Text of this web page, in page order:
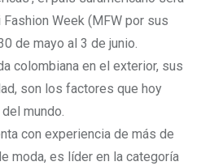
Week (MFW por sus
de mayo al 3 de junio.
colombiana en el exterior, sus
son los factores que hoy
mundo.
con experiencia de más de
moda, es líder en la categoría